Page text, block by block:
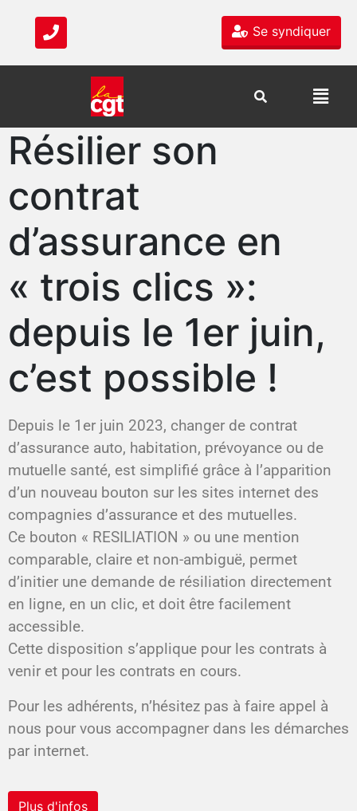
Se syndiquer
Résilier son
contrat
d’assurance en
« trois clics »:
depuis le 1er juin,
c’est possible !
Depuis le 1er juin 2023, changer de contrat
d’assurance auto, habitation, prévoyance ou de
mutuelle santé, est simplifié grâce à l’apparition
d’un nouveau bouton sur les sites internet des
compagnies d’assurance et des mutuelles.
Ce bouton « RESILIATION » ou une mention
comparable, claire et non-ambiguë, permet
d’initier une demande de résiliation directement
en ligne, en un clic, et doit être facilement
accessible.
Cette disposition s’applique pour les contrats à
venir et pour les contrats en cours.
Pour les adhérents, n’hésitez pas à faire appel à
nous pour vous accompagner dans les démarches
par internet.
Plus d'infos